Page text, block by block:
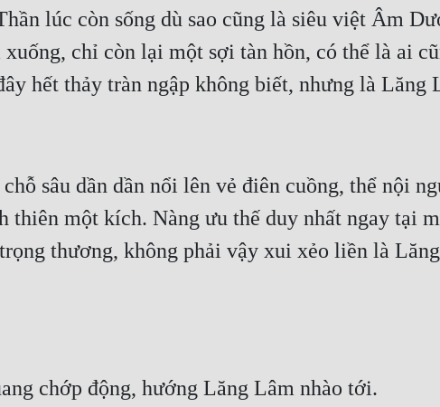
lúc còn sống dù sao cũng là siêu việt Âm
chỉ còn lại một sợi tàn hồn, có thể là ai
hết thảy tràn ngập không biết, nhưng là Lăng
sâu dần dần nổi lên vẻ điên cuồng, thể nội
một kích. Nàng ưu thế duy nhất ngay tại
thương, không phải vậy xui xẻo liền là
chớp động, hướng Lăng Lâm nhào tới.